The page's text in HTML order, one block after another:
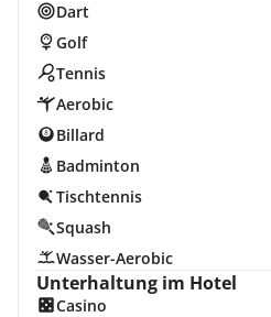
Dart
Golf
Tennis
Aerobic
Billard
Badminton
Tischtennis
Squash
Wasser-Aerobic
Unterhaltung im Hotel
Casino